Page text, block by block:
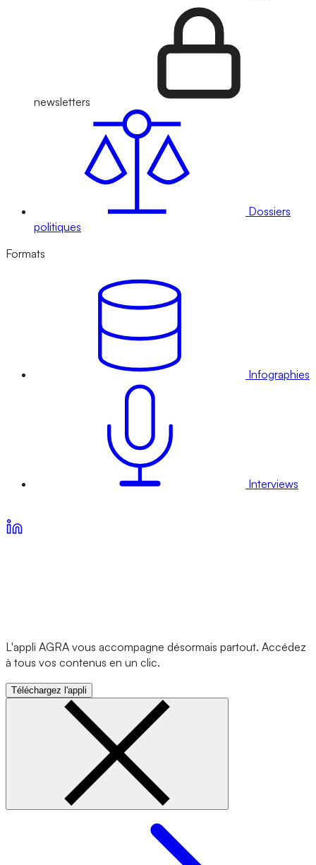
newsletters
Dossiers
politiques
Formats
Infographies
Interviews
L'appli AGRA vous accompagne désormais partout. Accédez
à tous vos contenus en un clic.
Téléchargez l'appli